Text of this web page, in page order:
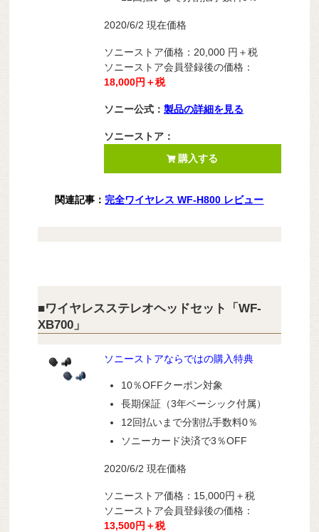
2020/6/2 現在価格
ソニーストア価格： 20,000 円＋税
ソニーストア会員登録後の価格：
18,000円＋税
ソニー公式： 製品の詳細を見る
ソニーストア：
購入する
関連記事： 完全ワイヤレス WF-H800 レビュー
■ワイヤレスステレオヘッドセット「WF-
XB700」
ソニーストアならではの購入特典
10％OFFクーポン対象
長期保証（3年ベーシック付属）
12回払いまで分割払手数料0％
ソニーカード決済で3％OFF
2020/6/2 現在価格
ソニーストア価格：15,000円＋税
ソニーストア会員登録後の価格：
13,500円＋税